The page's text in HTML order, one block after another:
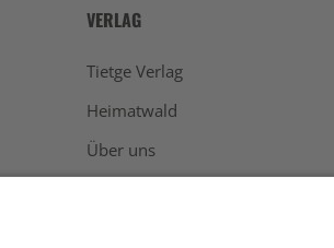
VERLAG
Tietge Verlag
Heimatwald
Über uns